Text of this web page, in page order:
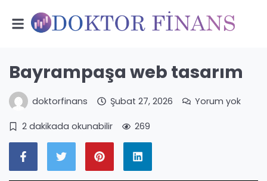
Bayrampaşa web tasarım
doktorfinans Şubat 27, 2026 Yorum yok
2 dakikada okunabilir 269